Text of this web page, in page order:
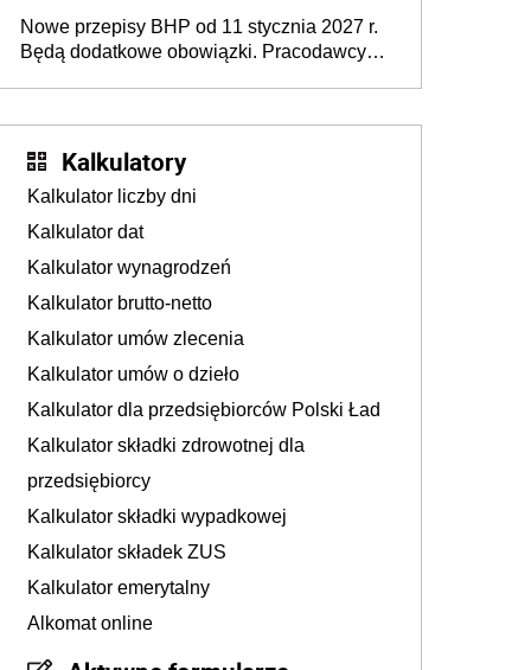
osoby neuroatypowe. Powstanie Fundusz
na rzecz Inkluzywności w Zatrudnianiu?
Nowe przepisy BHP od 11 stycznia 2027 r.
Będą dodatkowe obowiązki. Pracodawcy
Kalkulatory
Kalkulator liczby dni
Kalkulator dat
Kalkulator wynagrodzeń
Kalkulator brutto-netto
Kalkulator umów zlecenia
Kalkulator umów o dzieło
Kalkulator dla przedsiębiorców Polski Ład
Kalkulator składki zdrowotnej dla
przedsiębiorcy
Kalkulator składki wypadkowej
Kalkulator składek ZUS
Kalkulator emerytalny
Alkomat online